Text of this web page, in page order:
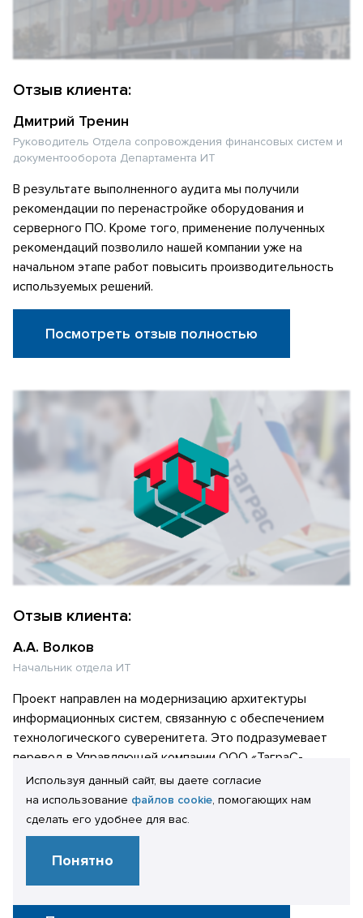
Отзыв клиента:
Дмитрий Тренин
Руководитель Отдела сопровождения финансовых систем и
документооборота Департамента ИТ
В результате выполненного аудита мы получили
рекомендации по перенастройке оборудования и
серверного ПО. Кроме того, применение полученных
рекомендаций позволило нашей компании уже на
начальном этапе работ повысить производительность
используемых решений.
Посмотреть отзыв полностью
Отзыв клиента:
А.А. Волков
Начальник отдела ИТ
Проект направлен на модернизацию архитектуры
информационных систем, связанную с обеспечением
технологического суверенитета. Это подразумевает
перевод в Управляющей компании ООО «ТаграС-
Холдинг» серверной составляющей информационной
системы (далее «ИС») 1С:Зарплата и управление
персоналом 8. КОРП (далее «1С:ЗУП») на отечественные
решения ОС Astra Linux и СУБД PostgreSQL. Проект
завершен успешно. Все поставленные задачи решены.
Используя данный сайт, вы даете согласие
на использование файлов cookie, помогающих нам
сделать его удобнее для вас.
Понятно